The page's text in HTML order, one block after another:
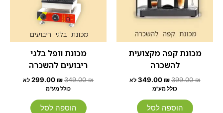
מכונת קפה מקצועית
להשכרה
399.00₪
349.00 ₪
לא
כולל מע"מ
הוספה לסל
מכונת וופל בלגי
ריבועים להשכרה
349.00₪
299.00 ₪
לא
כולל מע"מ
הוספה לסל